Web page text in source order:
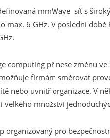
mmWave síť s
max. 6 GHz. V poslední
computing přinese změnu
firmám směrovat
nebo uvnitř organizace. V
velkého množství
organizovaný pro